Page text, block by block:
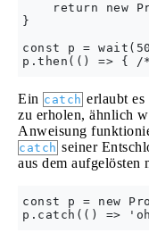
return new
}
const p =
Ein catch erlaubt es
zu erholen, ähnlich
Anweisung
catch seiner
aus dem aufgelösten
const p = new